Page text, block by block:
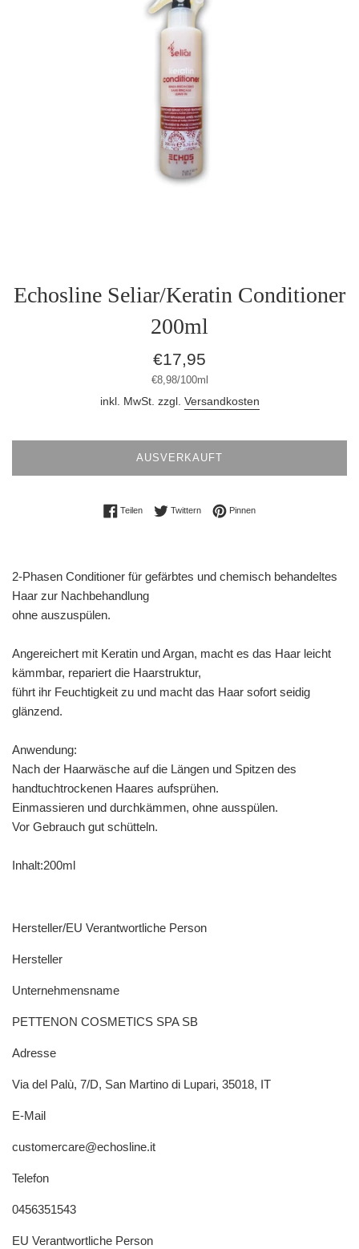
Echosline Seliar/Keratin Conditioner
200ml
Normaler
Preis
€17,95
Stückpreis
€8,98/pro
100ml
inkl. MwSt. zzgl. Versandkosten
AUSVERKAUFT
TeilenAuf Facebook teilen
TwitternAuf Twitter twittern
PinnenAuf Pinterest pinnen
2-Phasen Conditioner für gefärbtes und chemisch behandeltes
Haar zur Nachbehandlung
ohne auszuspülen.
Angereichert mit Keratin und Argan, macht es das Haar leicht
kämmbar, repariert die Haarstruktur,
führt ihr Feuchtigkeit zu und macht das Haar sofort seidig
glänzend.
Anwendung:
Nach der Haarwäsche auf die Längen und Spitzen des
handtuchtrockenen Haares aufsprühen.
Einmassieren und durchkämmen, ohne ausspülen.
Vor Gebrauch gut schütteln.
Inhalt:200ml
Hersteller/EU Verantwortliche Person
Hersteller
Unternehmensname
PETTENON COSMETICS SPA SB
Adresse
Via del Palù, 7/D, San Martino di Lupari, 35018, IT
E-Mail
customercare@echosline.it
Telefon
0456351543
EU Verantwortliche Person